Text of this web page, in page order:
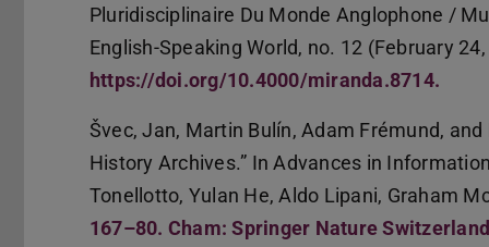
Pluridisciplinaire Du Monde Anglophone /
English-Speaking World, no. 12 (February
https://doi.org/10.4000/miranda.8714.
Švec, Jan, Martin Bulín, Adam Frémund,
History Archives.” In Advances in
Tonellotto, Yulan He, Aldo Lipani, Graham
167–80. Cham: Springer Nature